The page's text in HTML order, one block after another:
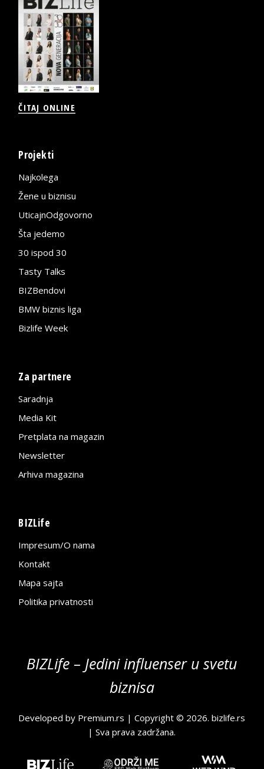
ČITAJ ONLINE
Projekti
Najkolega
Žene u biznisu
UticajnOdgovorno
Šta jedemo
30 ispod 30
Tasty Talks
BIZBendovi
BMW biznis liga
Bizlife Week
Za partnere
Saradnja
Media Kit
Pretplata na magazin
Newsletter
Arhiva magazina
BIZLife
Impresum/O nama
Kontakt
Mapa sajta
Politika privatnosti
BIZLife – Jedini influenser u svetu
biznisa
Developed by Premium.rs | Copyright © 2026.bizlife.rs
| Sva prava zadržana.